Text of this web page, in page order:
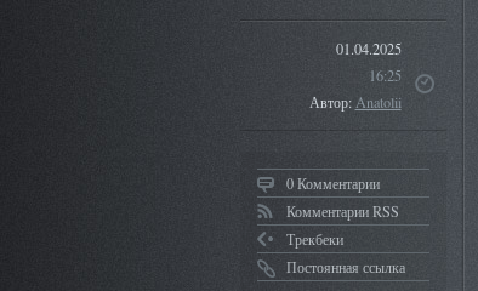
01.04.2025
16:25
Автор:Anatolii
0 Комментарии
Комментарии RSS
Трекбеки
Постоянная ссылка